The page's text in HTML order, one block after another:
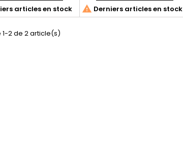
articles en stock  Derniers articles en stock
2 de 2 article(s)